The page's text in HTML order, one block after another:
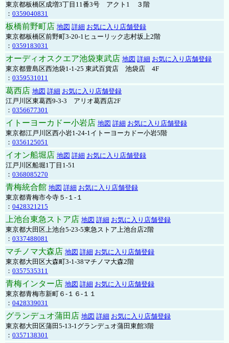
東京都板橋区成増3丁目11番3号 アクト1 ３階
： 0359040831
板橋前野町店 地図 詳細 お気に入り店舗登録
東京都板橋区前野町3-20-1ヒューリック志村坂上2階
： 0359183031
オーディオスクエア池袋東武店 地図 詳細 お気に入り店舗登録
東京都豊島区西池袋1-1-25 東武百貨店 池袋店 4F
： 0359531011
葛西店 地図 詳細 お気に入り店舗登録
江戸川区東葛西9-3-3 アリオ葛西店2F
： 0356677301
イトーヨーカドー小岩店 地図 詳細 お気に入り店舗登録
東京都江戸川区西小岩1-24-1イトーヨーカドー小岩5階
： 0356125051
イオン船堀店 地図 詳細 お気に入り店舗登録
江戸川区船堀1丁目1-51
： 0368085270
青梅統合館 地図 詳細 お気に入り店舗登録
東京都青梅市今寺５-１-１
： 0428321215
上池台東急ストア店 地図 詳細 お気に入り店舗登録
東京都大田区上池台5-23-5東急ストア上池台店2階
： 0337488081
マチノマ大森店 地図 詳細 お気に入り店舗登録
東京都大田区大森町3-1-38マチノマ大森2階
： 0357535311
青梅インター店 地図 詳細 お気に入り店舗登録
東京都青梅市新町６-１６-１１
： 0428339031
グランデュオ蒲田店 地図 詳細 お気に入り店舗登録
東京都大田区蒲田5-13-1グランデュオ蒲田東館3階
： 0357138301